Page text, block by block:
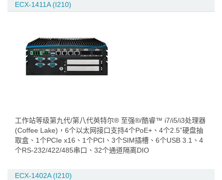
ECX-1411A (I210)
工作站等级第九代/第八代英特尔® 至强®/酷睿™ i7/i5/i3处理器
(Coffee Lake)，6个以太网接口支持4个PoE+、4个2.5”硬盘抽
取盒、1个PCIe x16、1个PCI、3个SIM插槽、6个USB 3.1、4
个RS-232/422/485串口、32个通道隔离DIO
ECX-1402A (I210)